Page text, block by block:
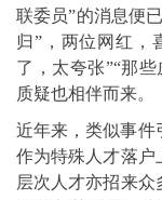
联委员”的消息便
归”，两位网红，
了，太夸张”“那
质疑也相伴而来。
近年来，类似事件
作为特殊人才落户
层次人才亦招来